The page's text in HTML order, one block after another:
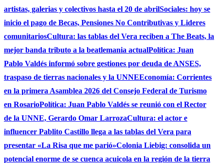
artistas, galerias y colectivos hasta el 20 de abrilSociales: hoy se
inicio el pago de Becas, Pensiones No Contributivas y Lideres
comunitariosCultura: las tablas del Vera reciben a The Beats, la
mejor banda tributo a la beatlemania actualPolítica: Juan
Pablo Valdés informó sobre gestiones por deuda de ANSES,
traspaso de tierras nacionales y la UNNEEconomía: Corrientes
en la primera Asamblea 2026 del Consejo Federal de Turismo
en RosarioPolítica: Juan Pablo Valdés se reunió con el Rector
de la UNNE, Gerardo Omar LarrozaCultura: el actor e
influencer Pablito Castillo llega a las tablas del Vera para
presentar «La Risa que me parió»Colonia Liebig: consolida un
potencial enorme de se cuenca acuicola en la región de la tierra